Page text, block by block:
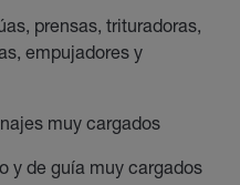
prensas, trituradoras,
empujadores y
muy cargados
y de guía muy cargados